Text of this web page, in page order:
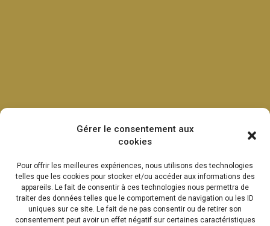
Gérer le consentement aux
cookies
Pour offrir les meilleures expériences, nous utilisons des technologies
telles que les cookies pour stocker et/ou accéder aux informations des
appareils. Le fait de consentir à ces technologies nous permettra de
traiter des données telles que le comportement de navigation ou les ID
uniques sur ce site. Le fait de ne pas consentir ou de retirer son
consentement peut avoir un effet négatif sur certaines caractéristiques